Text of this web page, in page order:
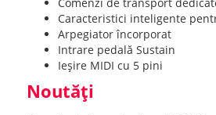
Comenzi de transport
Caracteristici inteligente
Arpegiator încorporat
Intrare pedală Sustain
Ieșire MIDI cu 5 pini
Noutăți